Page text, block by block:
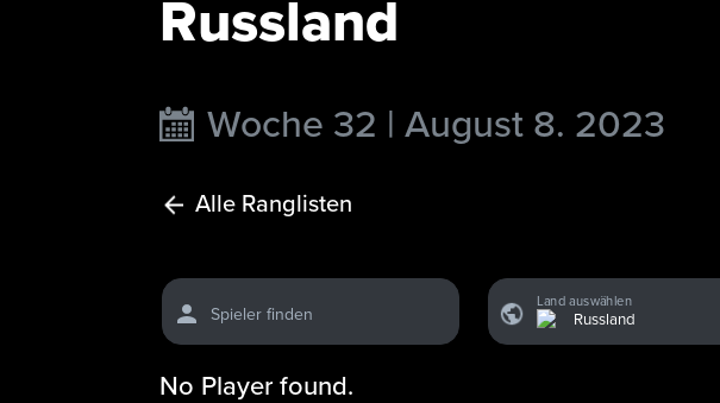
Russland
Woche 32 | August 8. 2023
Alle Ranglisten
Spieler finden
Land auswählen
No Player found.